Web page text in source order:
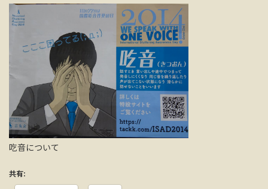
吃音について
共有: